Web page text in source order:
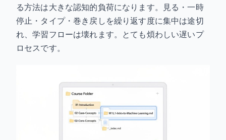
る方法は大きな認知的負荷になります。見る・一時
停止・タイプ・巻き戻しを繰り返す度に集中は途切
れ、学習フローは壊れます。とても煩わしい遅いプ
ロセスです。